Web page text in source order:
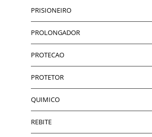
PRISIONEIRO
PROLONGADOR
PROTECAO
PROTETOR
QUIMICO
REBITE